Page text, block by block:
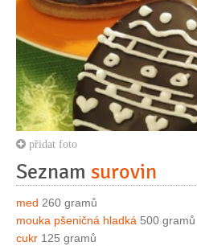
přidat foto
Seznam surovin
med 260 gramů
mouka pšeničná hladká 500 gramů
cukr 125 gramů